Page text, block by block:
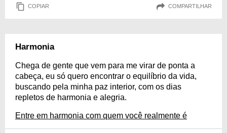
COPIAR COMPARTILHAR
Harmonia
Chega de gente que vem para me virar de ponta a
cabeça, eu só quero encontrar o equilíbrio da vida,
buscando pela minha paz interior, com os dias
repletos de harmonia e alegria.
Entre em harmonia com quem você realmente é